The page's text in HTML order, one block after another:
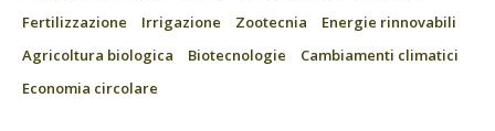
Fertilizzazione
Irrigazione Zootecnia
Energie rinnovabili
Agricoltura biologica
Biotecnologie
Cambiamenti climatici
Economia circolare